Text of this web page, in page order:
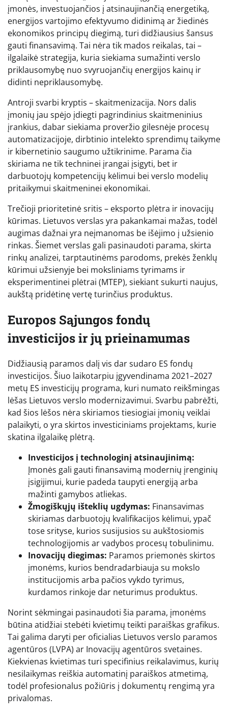
įmonės, investuojančios į atsinaujinančią energetiką,
energijos vartojimo efektyvumo didinimą ar žiedinės
ekonomikos principų diegimą, turi didžiausius šansus
gauti finansavimą. Tai nėra tik mados reikalas, tai –
ilgalaikė strategija, kuria siekiama sumažinti verslo
priklausomybę nuo svyruojančių energijos kainų ir
didinti nepriklausomybę.
Antroji svarbi kryptis – skaitmenizacija. Nors dalis
įmonių jau spėjo įdiegti pagrindinius skaitmeninius
įrankius, dabar siekiama proveržio gilesnėje procesų
automatizacijoje, dirbtinio intelekto sprendimų taikyme
ir kibernetinio saugumo užtikrinime. Parama čia
skiriama ne tik techninei įrangai įsigyti, bet ir
darbuotojų kompetencijų kėlimui bei verslo modelių
pritaikymui skaitmeninei ekonomikai.
Trečioji prioritetinė sritis – eksporto plėtra ir inovacijų
kūrimas. Lietuvos verslas yra pakankamai mažas, todėl
augimas dažnai yra neįmanomas be išėjimo į užsienio
rinkas. Šiemet verslas gali pasinaudoti parama, skirta
rinkų analizei, tarptautinėms parodoms, prekės ženklų
kūrimui užsienyje bei moksliniams tyrimams ir
eksperimentinei plėtrai (MTEP), siekiant sukurti naujus,
aukštą pridėtinę vertę turinčius produktus.
Europos Sąjungos fondų
investicijos ir jų prieinamumas
Didžiausią paramos dalį vis dar sudaro ES fondų
investicijos. Šiuo laikotarpiu įgyvendinama 2021–2027
metų ES investicijų programa, kuri numato reikšmingas
lėšas Lietuvos verslo modernizavimui. Svarbu pabrėžti,
kad šios lėšos nėra skiriamos tiesiogiai įmonių veiklai
palaikyti, o yra skirtos investiciniams projektams, kurie
skatina ilgalaikę plėtrą.
Investicijos į technologinį atsinaujinimą:
Įmonės gali gauti finansavimą modernių įrenginių
įsigijimui, kurie padeda taupyti energiją arba
mažinti gamybos atliekas.
Žmogiškųjų išteklių ugdymas: Finansavimas
skiriamas darbuotojų kvalifikacijos kėlimui, ypač
tose srityse, kurios susijusios su aukštosiomis
technologijomis ar vadybos procesų tobulinimu.
Inovacijų diegimas: Paramos priemonės skirtos
įmonėms, kurios bendradarbiauja su mokslo
institucijomis arba pačios vykdo tyrimus,
kurdamos rinkoje dar neturimus produktus.
Norint sėkmingai pasinaudoti šia parama, įmonėms
būtina atidžiai stebėti kvietimų teikti paraiškas grafikus.
Tai galima daryti per oficialias Lietuvos verslo paramos
agentūros (LVPA) ar Inovacijų agentūros svetaines.
Kiekvienas kvietimas turi specifinius reikalavimus, kurių
nesilaikymas reiškia automatinį paraiškos atmetimą,
todėl profesionalus požiūris į dokumentų rengimą yra
privalomas.